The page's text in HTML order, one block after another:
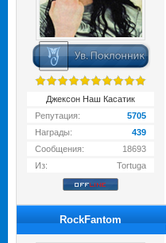
Джексон Наш Касатик
Репутация:
5705
Награды:
439
Сообщения:
18693
Из:
Tortuga
RockFantom